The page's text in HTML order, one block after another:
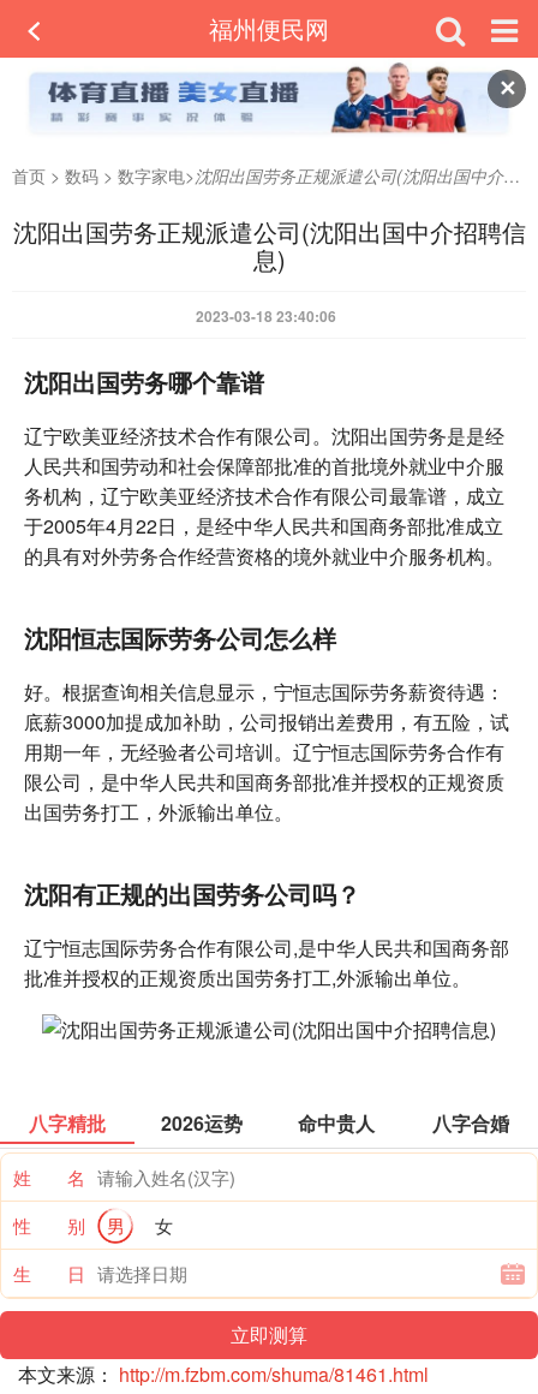
✕
福州便民网
首页 > 数码 > 数字家电>沈阳出国劳务正规派遣公司(沈阳出国中介招聘信息)
沈阳出国劳务正规派遣公司(沈阳出国中介招聘信
息)
2023-03-18 23:40:06
沈阳出国劳务哪个靠谱
辽宁欧美亚经济技术合作有限公司。沈阳出国劳务是是经
人民共和国劳动和社会保障部批准的首批境外就业中介服
务机构，辽宁欧美亚经济技术合作有限公司最靠谱，成立
于2005年4月22日，是经中华人民共和国商务部批准成立
的具有对外劳务合作经营资格的境外就业中介服务机构。
沈阳恒志国际劳务公司怎么样
好。根据查询相关信息显示，宁恒志国际劳务薪资待遇：
底薪3000加提成加补助，公司报销出差费用，有五险，试
用期一年，无经验者公司培训。辽宁恒志国际劳务合作有
限公司，是中华人民共和国商务部批准并授权的正规资质
出国劳务打工，外派输出单位。
沈阳有正规的出国劳务公司吗？
辽宁恒志国际劳务合作有限公司,是中华人民共和国商务部
批准并授权的正规资质出国劳务打工,外派输出单位。
八字精批 2026运势 命中贵人 八字合婚
姓 名
性 别
男
女
生 日
本文来源： http://m.fzbm.com/shuma/81461.html